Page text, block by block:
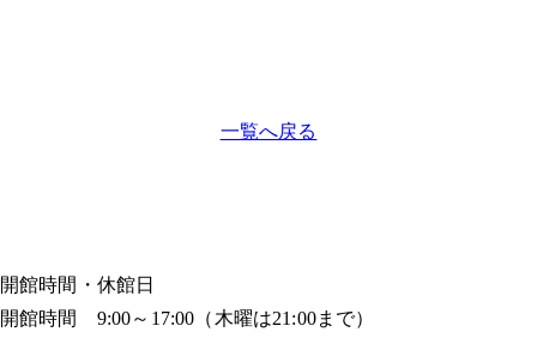
一覧へ戻る
開館時間・休館日
開館時間 9:00～17:00（木曜は21:00まで）